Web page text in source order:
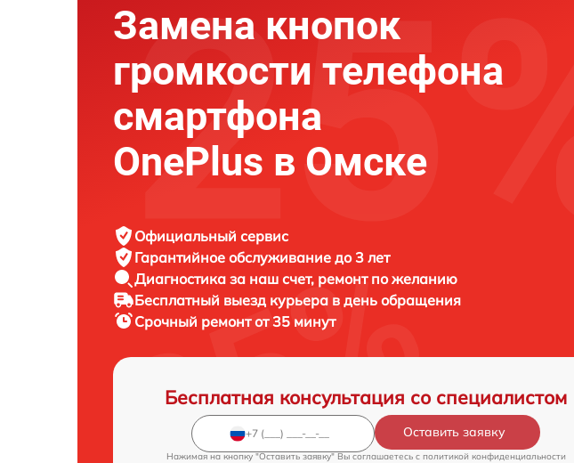
Замена кнопок
громкости телефона
смартфона
OnePlus в Омске
Официальный сервис
Гарантийное обслуживание до 3 лет
Диагностика за наш счет, ремонт по желанию
Бесплатный выезд курьера в день обращения
Срочный ремонтот 35 минут
Бесплатная консультация со специалистом
Оставить заявку
Нажимая на кнопку "Оставить заявку" Вы соглашаетесь c политикой конфиденциальности